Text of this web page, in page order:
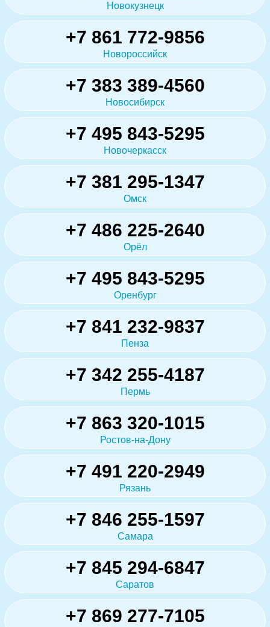
Новокузнецк
+7 861 772-9856
Новороссийск
+7 383 389-4560
Новосибирск
+7 495 843-5295
Новочеркасск
+7 381 295-1347
Омск
+7 486 225-2640
Орёл
+7 495 843-5295
Оренбург
+7 841 232-9837
Пенза
+7 342 255-4187
Пермь
+7 863 320-1015
Ростов-на-Дону
+7 491 220-2949
Рязань
+7 846 255-1597
Самара
+7 845 294-6847
Саратов
+7 869 277-7105